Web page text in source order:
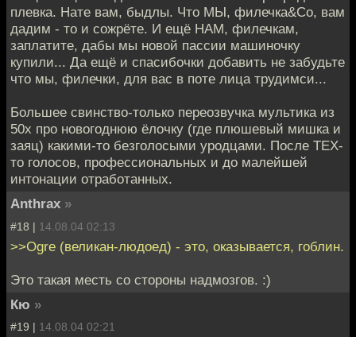
плевка. Нате вам, быдлы. Что МЫ, филечка&Co, вам
дадим - то и сожрёте. И ещё НАМ, филечкам,
заплатите, дабы мы новой пассии машиночку
купили... Да ещё и спасибочки добавить не забудьте
что мы, филечки, для вас в поте лица трудимси...
Большее свинство-только переозвучка мультика из
50х про новогоднюю ёлочку (где плюшевый мишка и
заяц) какими-то безголосыми уродцами. После ТЕХ-
то голосов, профессиональных и до малейшей
интонации отработанных.
Anthrax »
#18 | 14.08.04 02:13
>>Ogre (великан-людоед) - это, оказывается, гоблин.
Это такая месть со стороны надмозгов. :)
Кю »
#19 | 14.08.04 02:21